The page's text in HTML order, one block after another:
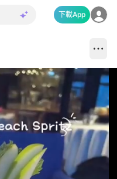
下載App